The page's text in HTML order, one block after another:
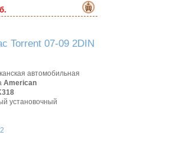
Torrent 07-09 2DIN
автомобильная
American
установочный